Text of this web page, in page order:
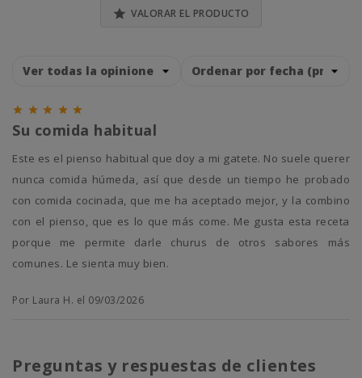
 VALORAR EL PRODUCTO
    
Su comida habitual
Este es el pienso habitual que doy a mi gatete. No suele querer
nunca comida húmeda, así que desde un tiempo he probado
con comida cocinada, que me ha aceptado mejor, y la combino
con el pienso, que es lo que más come. Me gusta esta receta
porque me permite darle churus de otros sabores más
comunes. Le sienta muy bien.
Por Laura H. el 09/03/2026
Preguntas y respuestas de clientes